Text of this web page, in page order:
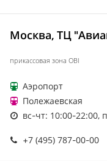
Москва, ТЦ
прикассовая зона OBI
Аэропорт
Полежаевская
вс-чт: 10:00-22:00,
+7 (495) 787-00-00